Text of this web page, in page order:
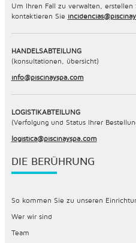
Um Ihren Fall zu verwalten,
kontaktieren Sie
HANDELSABTEILUNG
(konsultationen, übersicht)
info@piscinayspa.com
LOGISTIKABTEILUNG
(Verfolgung und Status Ihrer
logistica@piscinayspa.com
DIE BERÜHRUNG
So kommen Sie zu unseren
Wer wir sind
Team